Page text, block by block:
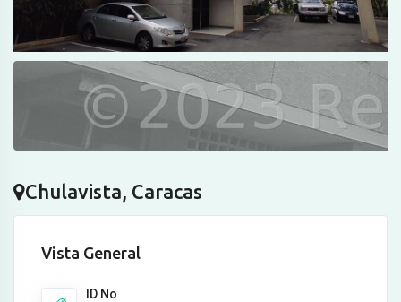
Chulavista, Caracas
Vista General
ID No